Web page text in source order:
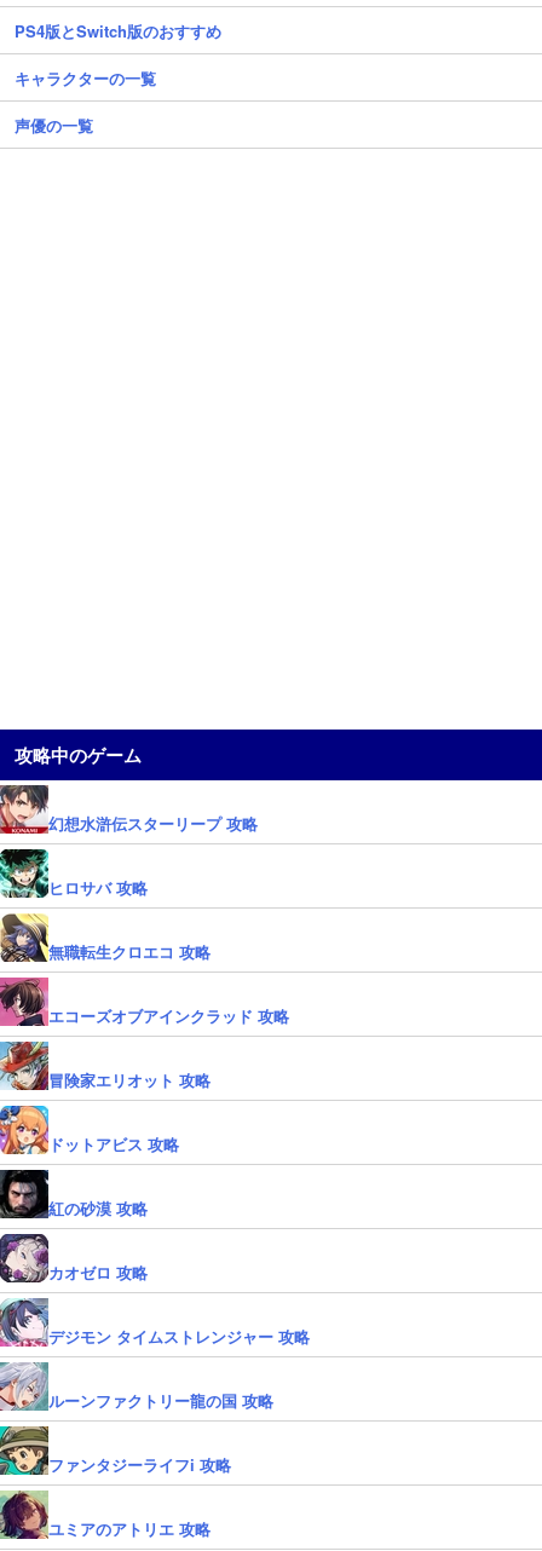
PS4版とSwitch版のおすすめ
キャラクターの一覧
声優の一覧
攻略中のゲーム
幻想水滸伝スターリープ 攻略
ヒロサバ 攻略
無職転生クロエコ 攻略
エコーズオブアインクラッド 攻略
冒険家エリオット 攻略
ドットアビス 攻略
紅の砂漠 攻略
カオゼロ 攻略
デジモン タイムストレンジャー 攻略
ルーンファクトリー龍の国 攻略
ファンタジーライフi 攻略
ユミアのアトリエ 攻略